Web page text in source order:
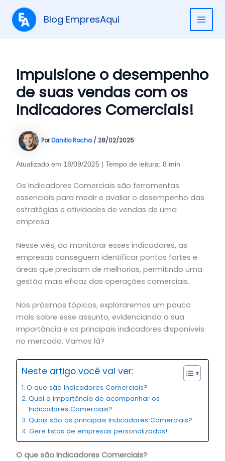
para
Blog EmpresAqui
Impulsione o desempenho
de suas vendas com os
Indicadores Comerciais!
PorDanillo Rocha / 28/02/2025
Atualizado em 18/09/2025 | Tempo de leitura: 8 min
Os Indicadores Comerciais são ferramentas
essenciais para medir e avaliar o desempenho das
estratégias e atividades de vendas de uma
empresa.
Nesse viés, ao monitorar esses indicadores, as
empresas conseguem identificar pontos fortes e
áreas que precisam de melhorias, permitindo uma
gestão mais eficaz das operações comerciais.
Nos próximos tópicos, exploraremos um pouco
mais sobre esse assunto, evidenciando a sua
importância e os principais indicadores disponíveis
no mercado. Vamos lá?
Neste artigo você vai ver:
O que são Indicadores Comerciais?
Qual a importância de acompanhar os
Indicadores Comerciais?
Quais são os principais Indicadores Comerciais?
Gere listas de empresas personalizadas!
O que são Indicadores Comerciais?